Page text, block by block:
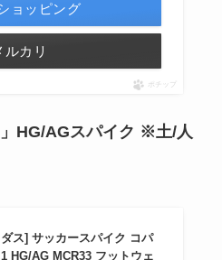
ョッピング
ルカリ
ポチップ
HG/AGスパイク ※土/人
ス] サッカースパイク コパ
HG/AG MCR33 フットウェ